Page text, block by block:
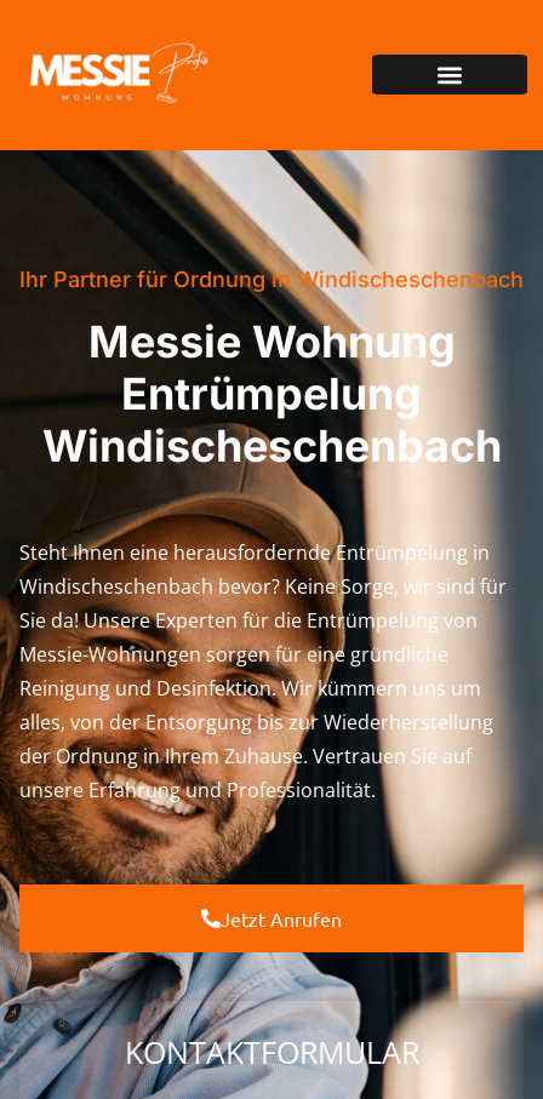
Ihr Partner für Ordnung in Windischeschenbach
Messie Wohnung
Entrümpelung
Windischeschenbach
Steht Ihnen eine herausfordernde Entrümpelung in
Windischeschenbach bevor? Keine Sorge, wir sind für
Sie da! Unsere Experten für die Entrümpelung von
Messie-Wohnungen sorgen für eine gründliche
Reinigung und Desinfektion. Wir kümmern uns um
alles, von der Entsorgung bis zur Wiederherstellung
der Ordnung in Ihrem Zuhause. Vertrauen Sie auf
unsere Erfahrung und Professionalität.
Jetzt Anrufen
KONTAKTFORMULAR